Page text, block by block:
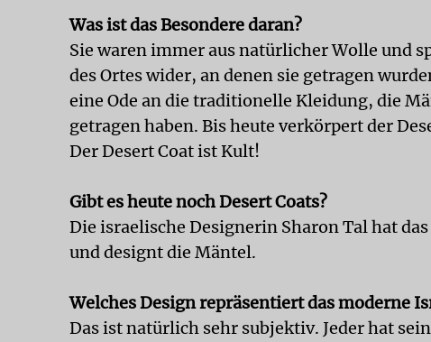
Was ist das Besondere daran?
Sie waren immer aus natürlicher Wolle und
des Ortes wider, an denen sie getragen
eine Ode an die traditionelle Kleidung, die
getragen haben. Bis heute verkörpert der
Der Desert Coat ist Kult!
Gibt es heute noch Desert Coats?
Die israelische Designerin Sharon Tal hat
und designt die Mäntel.
Welches Design repräsentiert das moderne
Das ist natürlich sehr subjektiv. Jeder hat